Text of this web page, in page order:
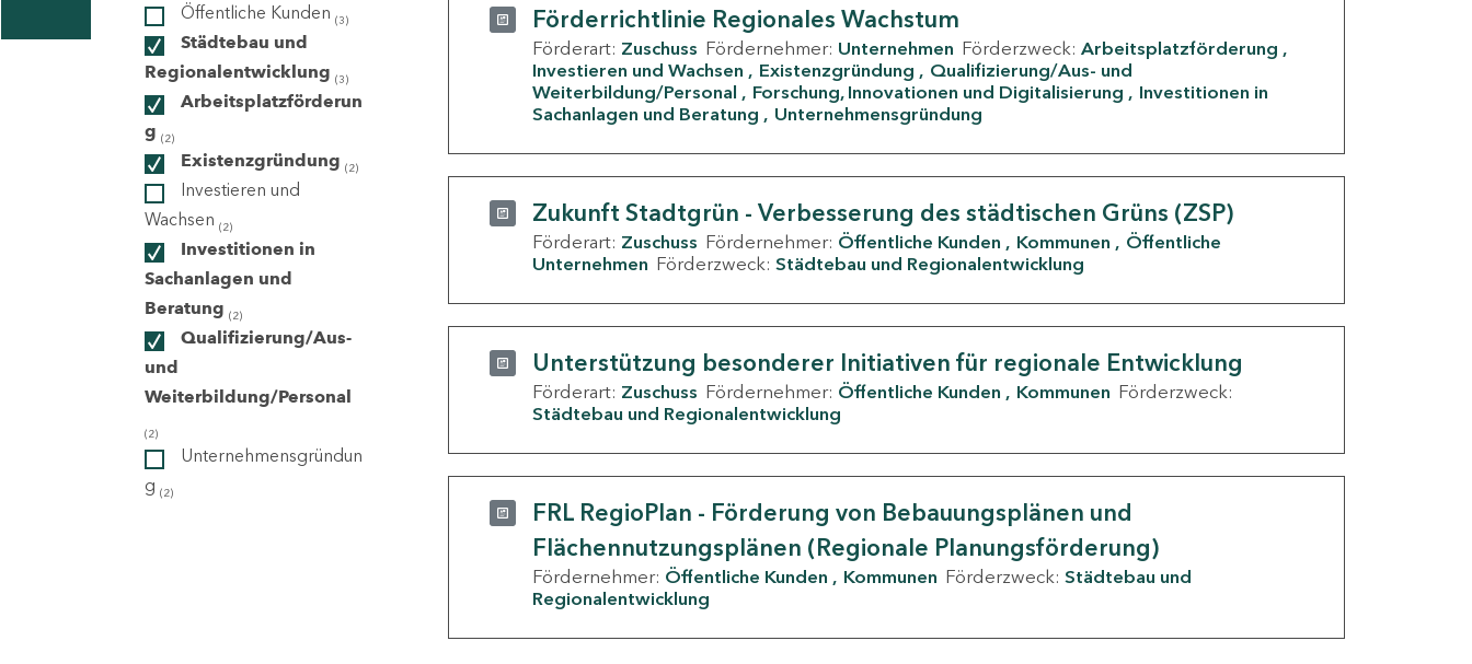
Öffentliche Kunden (3)
Städtebau und
Regionalentwicklung (3)
Arbeitsplatzförderun
g (2)
Existenzgründung (2)
Investieren und
Wachsen (2)
Investitionen in
Sachanlagen und
Beratung (2)
Qualifizierung/Aus-
und
Weiterbildung/Personal
(2)
Unternehmensgründun
g (2)
Förderrichtlinie Regionales Wachstum
Förderart: Zuschuss Fördernehmer: Unternehmen Förderzweck: Arbeitsplatzförderung
Investieren und Wachsen
Existenzgründung
Qualifizierung/Aus- und
Weiterbildung/Personal
Forschung, Innovationen und Digitalisierung
Investitionen in
Sachanlagen und Beratung
Unternehmensgründung
Zukunft Stadtgrün - Verbesserung des städtischen Grüns (ZSP)
Förderart: Zuschuss Fördernehmer: Öffentliche Kunden Kommunen
Öffentliche
Unternehmen Förderzweck: Städtebau und Regionalentwicklung
Unterstützung besonderer Initiativen für regionale Entwicklung
Förderart: Zuschuss Fördernehmer: Öffentliche Kunden Kommunen Förderzweck:
Städtebau und Regionalentwicklung
FRL RegioPlan - Förderung von Bebauungsplänen und
Flächennutzungsplänen (Regionale Planungsförderung)
Fördernehmer: Öffentliche Kunden Kommunen Förderzweck: Städtebau und
Regionalentwicklung